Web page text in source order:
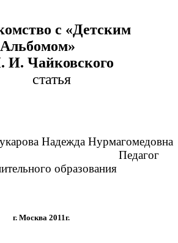
с «Детским
Альбомом»
И. Чайковского
статья
Надежда Нурмагомедовна
образования
г. Москва 2011г.